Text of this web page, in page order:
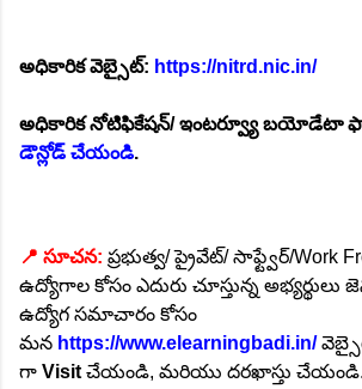
అధికారిక వెబ్సైట్: https://nitrd.nic.in/
అధికారిక నోటిఫికేషన్/ ఇంటర్వ్యూ బయోడేటా
డౌన్లోడ్ చేయండి.
📍 సూచన: ప్రభుత్వ/ ప్రైవేట్/ సాఫ్ట్వేర్/Work
ఉద్యోగాల కోసం ఎదురు చూస్తున్న అభ్యర్థులు
ఉద్యోగ సమాచారం కోసం
మన https://www.elearningbadi.in/
గా Visit చేయండి, మరియు దరఖాస్తు